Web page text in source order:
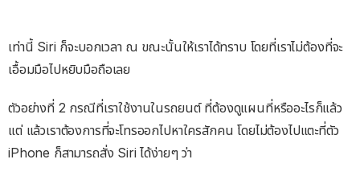
เท่านี้ Siri ก็จะบอกเวลา ณ ขณะนั้นให้เราได้ทราบ โดยที่เราไม่ต้องที่จะ
เอื้อมมือไปหยิบมือถือเลย
ตัวอย่างที่ 2 กรณีที่เราใช้งานในรถยนต์ ที่ต้องดูแผนที่หรืออะไรก็แล้ว
แต่ แล้วเราต้องการที่จะโทรออกไปหาใครสักคน โดยไม่ต้องไปแตะที่ตัว
iPhone ก็สามารถสั่ง Siri ได้ง่ายๆ ว่า